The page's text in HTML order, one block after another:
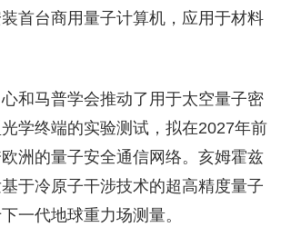
首台商用量子计算机，应用于材料
和马普学会推动了用于太空量子密
学终端的实验测试，拟在2027年前
洲的量子安全通信网络。亥姆霍兹
于冷原子干涉技术的超高精度量子
一代地球重力场测量。